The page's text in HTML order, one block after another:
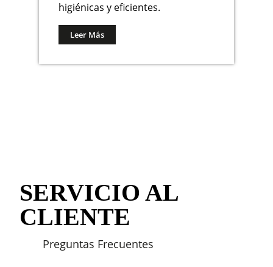
higiénicas y eficientes.
Leer Más
SERVICIO AL
CLIENTE
Preguntas Frecuentes